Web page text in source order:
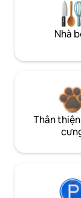
Nhà
Thân